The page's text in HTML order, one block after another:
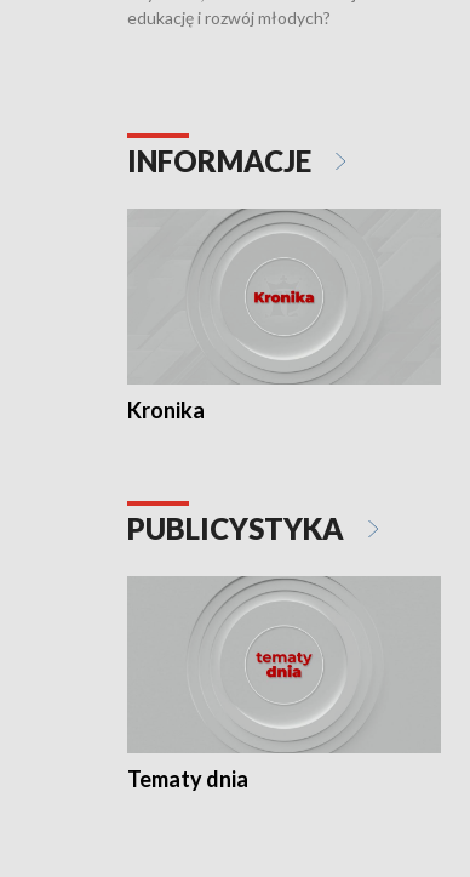
edukację i rozwój młodych?
INFORMACJE
Kronika
PUBLICYSTYKA
Tematy dnia